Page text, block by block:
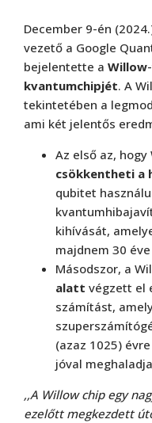
December 9-én
vezető a Google
bejelentette a Willow
kvantumchipjét. A
tekintetében a
ami két jelentős
Az első az, hogy
csökkentheti a
qubitet
kihívását,
majdnem 30
Másodszor, a
alatt végzett el
számítást,
(azaz 1025)
jóval
,,A Willow chip egy
ezelőtt megkezdett